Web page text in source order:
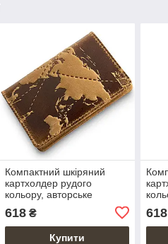
Компактний шкіряний
картхолдер рудого
кольору, авторське
wonders of the world"
618₴
Купити
618